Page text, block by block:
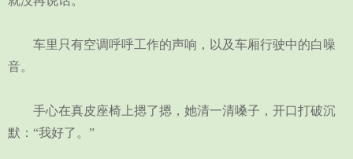
车里只有空调呼呼工作的声响，以及车厢行驶中的白噪
音。
手心在真皮座椅上摁了摁，她清一清嗓子，开口打破沉
默：“我好了。”